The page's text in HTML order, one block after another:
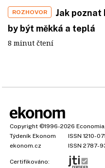
ROZHOVOR
Jak poznat
by být měkká a teplá
8 minut čtení
Copyright ©1996-2026
Týdeník Ekonom
ISSN 1210-
ekonom.cz
ISSN 2787-
Certifikováno: